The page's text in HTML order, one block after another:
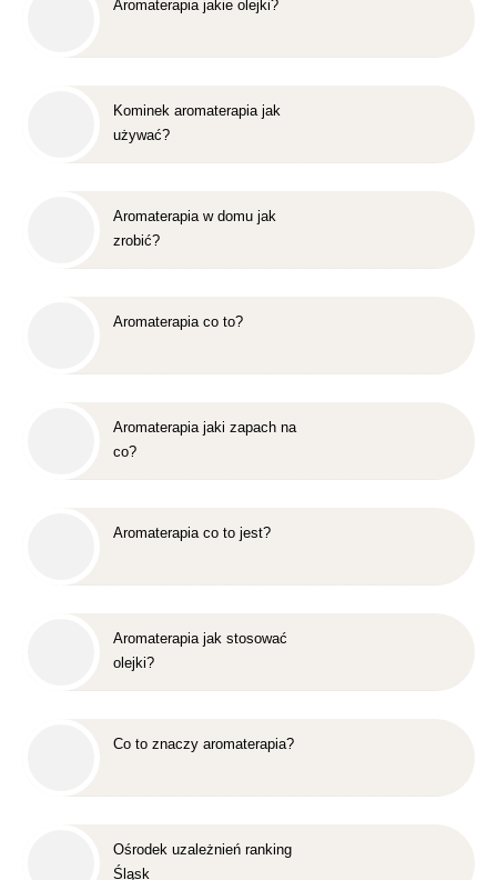
Aromaterapia jakie olejki?
Kominek aromaterapia jak
używać?
Aromaterapia w domu jak
zrobić?
Aromaterapia co to?
Aromaterapia jaki zapach na
co?
Aromaterapia co to jest?
Aromaterapia jak stosować
olejki?
Co to znaczy aromaterapia?
Ośrodek uzależnień ranking
Śląsk